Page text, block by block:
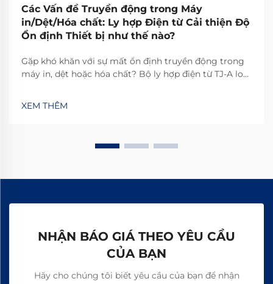
Các Vấn đề Truyền động trong Máy
in/Dệt/Hóa chất: Ly hợp Điện từ Cải thiện Độ
Ổn định Thiết bị như thế nào?
Gặp khó khăn với sự mất ổn định truyền động trong
máy in, dệt hoặc hóa chất? Bộ ly hợp điện từ TJ-A loại
bảo an toàn không chứa amiăng. Khám phá cách các
nhà sản xuất hàng đầu thế giới đạt độ tin cậy 99,8%—
XEM THÊM
NHẬN BÁO GIÁ THEO YÊU CẦU
CỦA BẠN
Hãy cho chúng tôi biết yêu cầu của bạn để nhận